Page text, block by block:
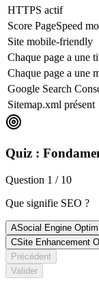
HTTPS actif
Score PageSpeed
Site mobile-friendly
Chaque page a une
Chaque page a une
Google Search
Sitemap.xml présent
Quiz :
Question 1 / 10
Que signifie SEO ?
ASocial Engine
CSite Enhancement
Précédent
Valider